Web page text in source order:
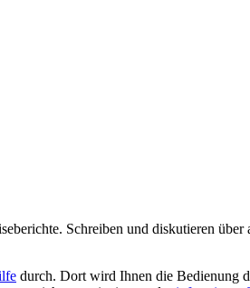
Schreiben und diskutieren über
durch. Dort wird Ihnen die Bedienung